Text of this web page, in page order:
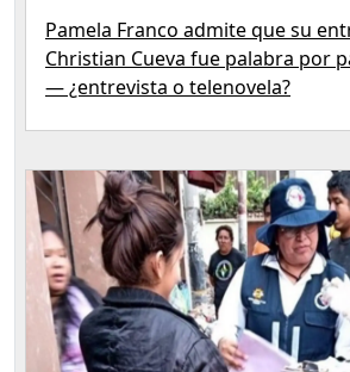
Pamela Franco admite que su
Christian Cueva fue palabra por
— ¿entrevista o telenovela?